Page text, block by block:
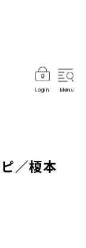
Login Menu
／榎本